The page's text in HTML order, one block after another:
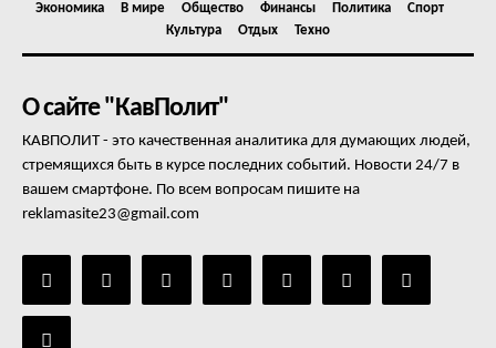
Экономика В мире Общество Финансы Политика
Спорт
Культура
Отдых Техно
О сайте "КавПолит"
КАВПОЛИТ - это качественная аналитика для думающих людей,
стремящихся быть в курсе последних событий. Новости 24/7 в
вашем смартфоне. По всем вопросам пишите на
reklamasite23@gmail.com